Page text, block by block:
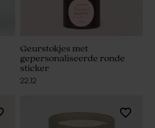
Geurstokjes met
gepersonaliseerde ronde
sticker
22,12